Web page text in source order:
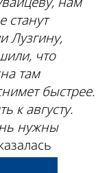
станут
Лузгину,
что
там
быстрее.
к августу.
нужны